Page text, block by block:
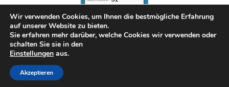
Präsentiert von
Wir verwenden Cookies, um Ihnen die bestmögliche Erfahrung
auf unserer Website zu bieten.
Sie erfahren mehr darüber, welche Cookies wir verwenden oder
schalten Sie sie in den
Einstellungen aus.
Akzeptieren